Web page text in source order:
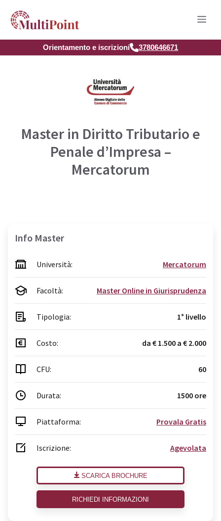
contenuto
Orientamento e iscrizioni 3780646671
Master in Diritto Tributario e
Penale d’Impresa –
Mercatorum
Info Master
Università: Mercatorum
Facoltà: Master Online in Giurisprudenza
Tipologia: 1° livello
Costo: da € 1.500 a € 2.000
CFU: 60
Durata: 1500 ore
Piattaforma: Provala Gratis
Iscrizione: Agevolata
SCARICA BROCHURE
RICHIEDI INFORMAZIONI